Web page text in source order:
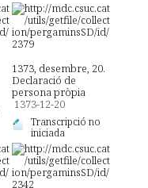
1373, desembre, 20.
Declaració de
persona pròpia
1373-12-20
Transcripció no
iniciada